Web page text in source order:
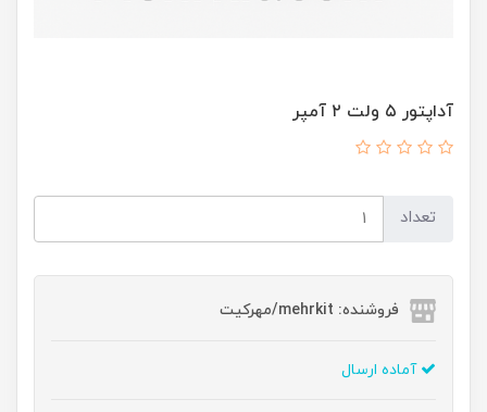
آداپتور ۵ ولت ۲ آمپر
تعداد
فروشنده: mehrkit/مهرکیت
آماده ارسال